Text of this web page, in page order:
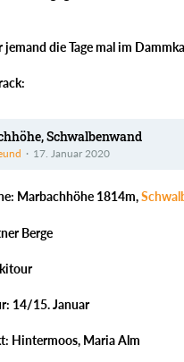
jemand die Tage mal im
Schwalbenwand
17. Januar 2020
Marbachhöhe 1814m,
Berge
14/15. Januar
Hintermoos, Maria Alm